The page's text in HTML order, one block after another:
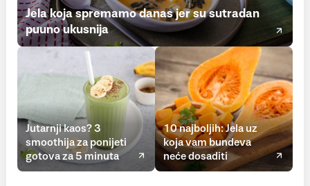
Jela koja spremamo danas jer su sutradan
puuno ukusnija
Jutarnji kaos? 3
smoothija za ponijeti
gotova za 5 minuta
10 najboljih: Jela uz
koja vam bundeva
neće dosaditi